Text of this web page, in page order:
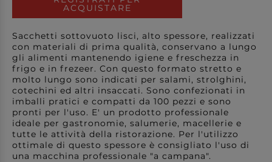
ACQUISTARE
Sacchetti sottovuoto lisci, alto spessore, realizzati
con materiali di prima qualità, conservano a lungo
gli alimenti mantenendo igiene e freschezza in
frigo e in frezeer. Con questo formato stretto e
molto lungo sono indicati per salami, strolghini,
cotechini ed altri insaccati. Sono confezionati in
imballi pratici e compatti da 100 pezzi e sono
pronti per l'uso. E' un prodotto professionale
ideale per gastronomie, salumerie, macellerie e
tutte le attività della ristorazione. Per l'utilizzo
ottimale di questo spessore è consigliato l'uso di
una macchina professionale "a campana".